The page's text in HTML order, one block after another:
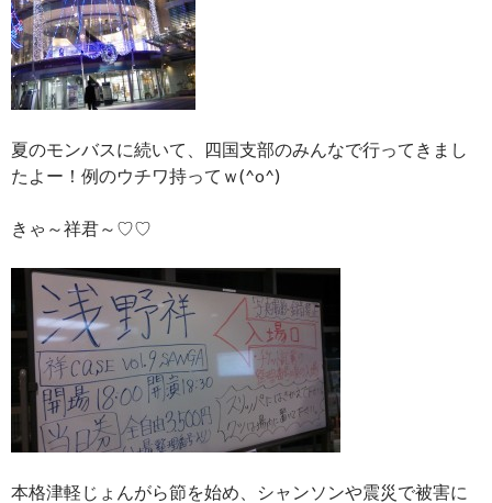
夏のモンバスに続いて、四国支部のみんなで行ってきまし
たよー！例のウチワ持ってｗ(^o^)
きゃ～祥君～♡♡
本格津軽じょんがら節を始め、シャンソンや震災で被害に